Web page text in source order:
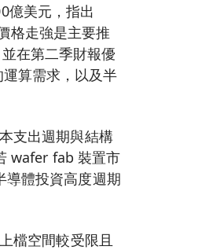
億美元，指出
格走強是主要推
在第二季財報優
算需求，以及半
支出週期與結構
wafer fab 裝置市
導體投資高度週期
檔空間較受限且